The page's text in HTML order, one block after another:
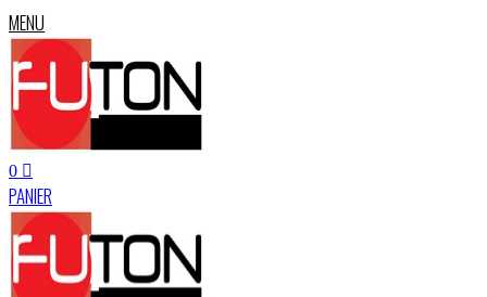
MENU
0
PANIER